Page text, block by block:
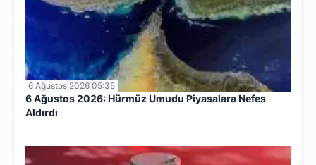
6 Ağustos 2026 05:35
6 Ağustos 2026: Hürmüz Umudu Piyasalara Nefes
Aldırdı